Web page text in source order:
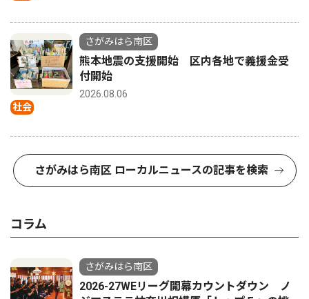
社会
さがみはら南区
熊本地震の支援開始 区内各地で義援金受
付開始
2026.08.06
さがみはら南区 ローカルニュースの記事を検索
コラム
さがみはら南区
2026-27WEリーグ開幕カウントダウン ノ